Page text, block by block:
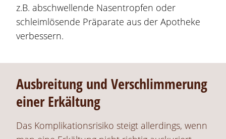
z.B. abschwellende Nasentropfen oder
schleimlösende Präparate aus der Apotheke
verbessern.
Ausbreitung und Verschlimmerung
einer Erkältung
Das Komplikationsrisiko steigt allerdings, wenn